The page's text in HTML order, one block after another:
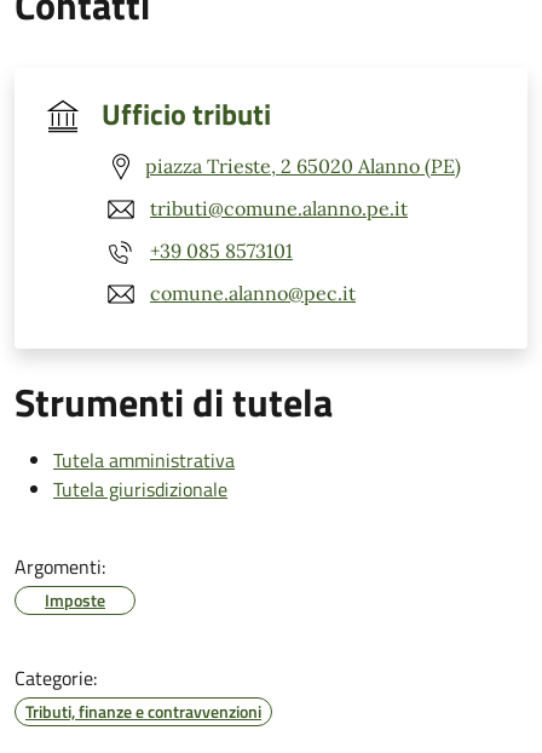
Ufficio tributi
piazza Trieste, 2 65020 Alanno (PE)
tributi@comune.alanno.pe.it
+39 085 8573101
comune.alanno@pec.it
Strumenti di tutela
Tutela amministrativa
Tutela giurisdizionale
Argomenti:
Imposte
Categorie:
Tributi, finanze e contravvenzioni